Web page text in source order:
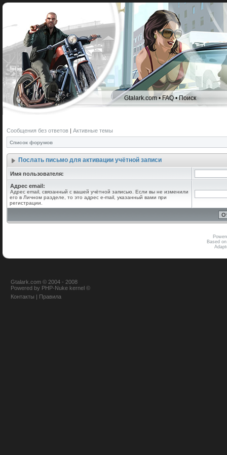
Gtalark.com •FAQ•Поиск
Сообщения без ответов | Активные темы
Список форумов
Послать письмо для активации учётной записи
Имя пользователя:
Адрес email:
Адрес email, связанный с вашей учётной записью. Если вы не изменили
его в Личном разделе, то это адрес e-mail, указанный вами при
регистрации.
Based
Gtalark.com © 2004 - 2008
Powered by PHP-Nuke kernel ©
Контакты | Правила